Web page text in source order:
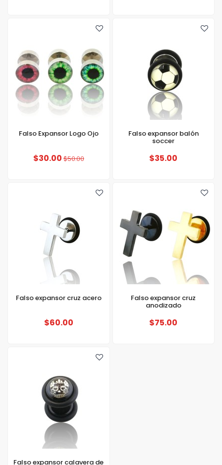
Falso Expansor Logo Ojo
$30.00$50.00
Falso expansor balón
soccer
$35.00
Falso expansor cruz acero
$60.00
Falso expansor cruz
anodizado
$75.00
Falso expansor calavera de